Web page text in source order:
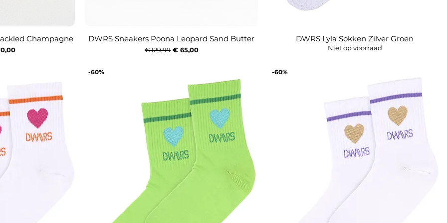
Champagne Snel overzicht
DWRS Sneakers Poona Leopard Sand Butter
Normale prijs
€ 129,99 Verkoopprijs
€ 65,00
Snel overzicht
DWRS Lyla Sokken Zilver Groen
Niet op voorraad
-60% -60%